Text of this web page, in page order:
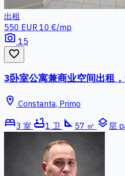
出租
550 EUR 10 €/mp
photo_camera 15
favorite_border
3卧室公寓兼商业空间出租
location_on Constanta, Primo
bed3 室 bathtub1 卫 square_foot 57 ㎡ layers 层